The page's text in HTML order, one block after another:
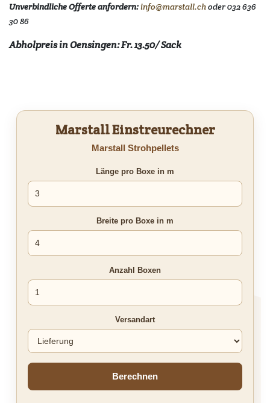
Unverbindliche Offerte anfordern:info@marstall.choder 032 636
30 86
Abholpreis in Oensingen: Fr. 13.50/ Sack
Marstall Einstreurechner
Marstall Strohpellets
Länge pro Boxe in m
Breite pro Boxe in m
Anzahl Boxen
Versandart
Berechnen